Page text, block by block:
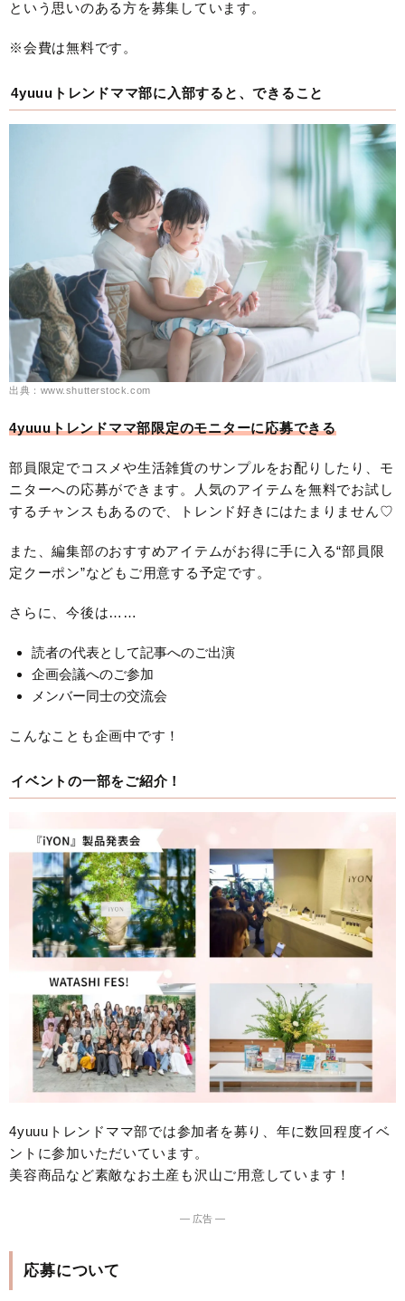
という思いのある方を募集しています。
※会費は無料です。
4yuuuトレンドママ部に入部すると、できること
出典：www.shutterstock.com
4yuuuトレンドママ部限定のモニターに応募できる
部員限定でコスメや生活雑貨のサンプルをお配りしたり、モ
ニターへの応募ができます。人気のアイテムを無料でお試し
するチャンスもあるので、トレンド好きにはたまりません♡
また、編集部のおすすめアイテムがお得に手に入る“部員限
定クーポン”などもご用意する予定です。
さらに、今後は……
読者の代表として記事へのご出演
企画会議へのご参加
メンバー同士の交流会
こんなことも企画中です！
イベントの一部をご紹介！
4yuuuトレンドママ部では参加者を募り、年に数回程度イベ
ントに参加いただいています。
美容商品など素敵なお土産も沢山ご用意しています！
― 広告 ―
応募について